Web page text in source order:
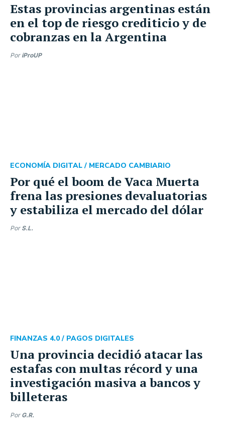
Estas provincias argentinas están
en el top de riesgo crediticio y de
cobranzas en la Argentina
Por iProUP
Por qué el boom de Vaca Muerta
frena las presiones devaluatorias
y estabiliza el mercado del dólar
ECONOMÍA DIGITAL / MERCADO CAMBIARIO
Por S.L.
Una provincia decidió atacar las
estafas con multas récord y una
investigación masiva a bancos y
billeteras
FINANZAS 4.0 / PAGOS DIGITALES
Por G.R.